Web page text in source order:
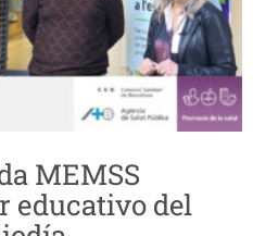
MEMSS
educativo del